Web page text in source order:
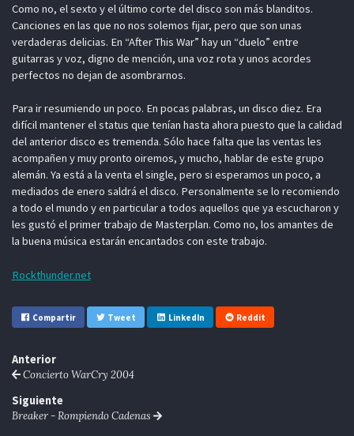
Como no, el sexto y el último corte del disco son más blanditos.
Canciones en las que no nos solemos fijar, pero que son unas
verdaderas delicias. En “After This War” hay un “duelo” entre
guitarras y voz, digno de mención, una voz rota y unos acordes
perfectos no dejan de asombrarnos.
Para ir resumiendo un poco. En pocas palabras, un disco diez. Era
difícil mantener el status que tenían hasta ahora puesto que la calidad
del anterior disco es tremenda. Sólo hace falta que las ventas les
acompañen y muy pronto oiremos, y mucho, hablar de este grupo
alemán. Ya está a la venta el single, pero si esperamos un poco, a
mediados de enero saldrá el disco. Personalmente se lo recomiendo
a todo el mundo y en particular a todos aquellos que ya escucharon y
les gustó el primer trabajo de Masterplan. Como no, los amantes de
la buena música estarán encantados con este trabajo.
Rockthunder.net
Compartir Tweet LinkedIn Reddit
Anterior
Concierto WarCry 2004
Siguiente
Breaker - Rompiendo Cadenas